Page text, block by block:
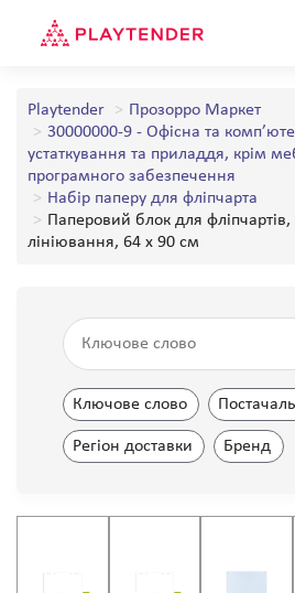
Playtender
Прозорро Маркет
30000000-9 - Офісна та
устаткування та приладдя, крім
програмного забезпечення
Набір паперу для фліпчарта
Паперовий блок для
лініювання, 64 х 90 см
Ключове слово
Регіон доставки Бренд